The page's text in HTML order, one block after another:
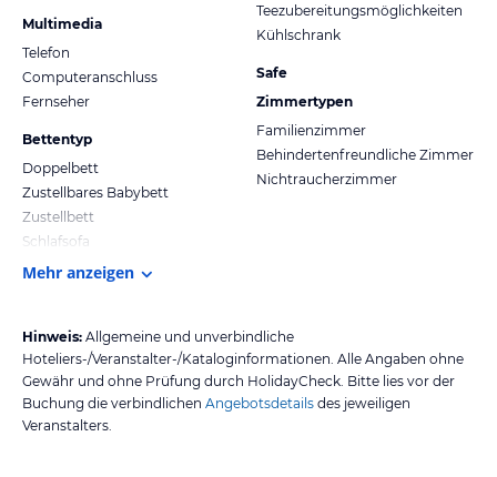
Multimedia
Telefon
Computeranschluss
Fernseher
Bettentyp
Doppelbett
Zustellbares Babybett
Zustellbett
Schlafsofa
Teezubereitungsmöglichkeiten
Kühlschrank
Safe
Zimmertypen
Familienzimmer
Behindertenfreundliche Zimmer
Nichtraucherzimmer
Mehr anzeigen
Hinweis: Allgemeine und unverbindliche
Hoteliers-/Veranstalter-/Kataloginformationen. Alle Angaben ohne
Gewähr und ohne Prüfung durch HolidayCheck. Bitte lies vor der
Buchung die verbindlichen Angebotsdetails des jeweiligen
Veranstalters.